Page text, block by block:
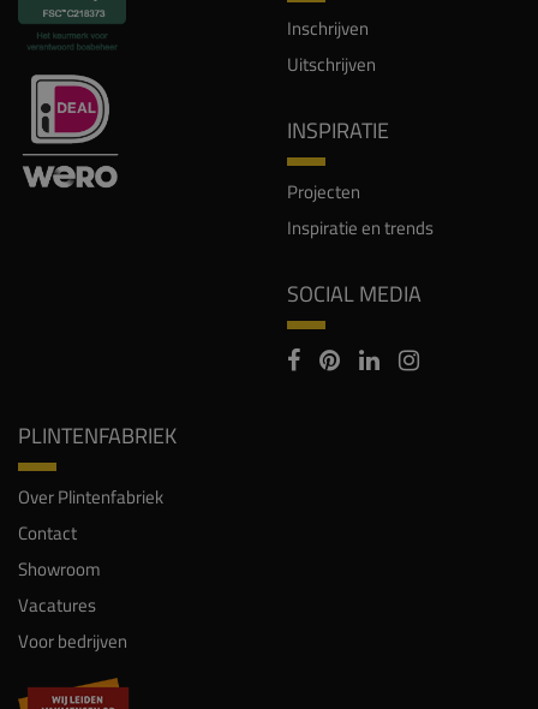
Inschrijven
Uitschrijven
INSPIRATIE
Projecten
Inspiratie en trends
SOCIAL MEDIA
PLINTENFABRIEK
Over Plintenfabriek
Contact
Showroom
Vacatures
Voor bedrijven